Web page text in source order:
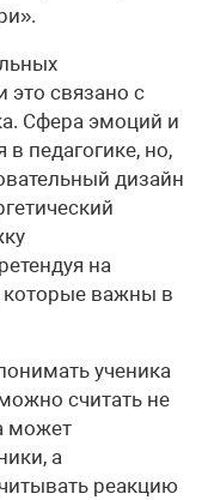
это связано с
Сфера эмоций и
в педагогике, но,
дизайн
на
которые важны в
ученика
считать не
может
а
реакцию